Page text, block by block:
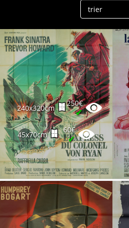
240x320cm
250€
✔
45x70cm
60€
✔